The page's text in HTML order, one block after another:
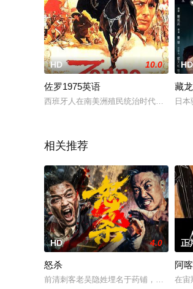
HD 10.0
佐罗1975英语
西班牙人在南美洲殖民统治时代，苛捐杂
HD
藏龙
日
相关推荐
HD 4.0
怒杀
前清刺客老吴隐姓埋名于药铺，却为守护
正
阿
在宙